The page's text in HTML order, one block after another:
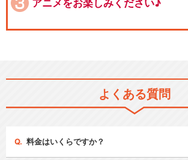
アニメをお楽しみください♪
よくある質問
料金はいくらですか？